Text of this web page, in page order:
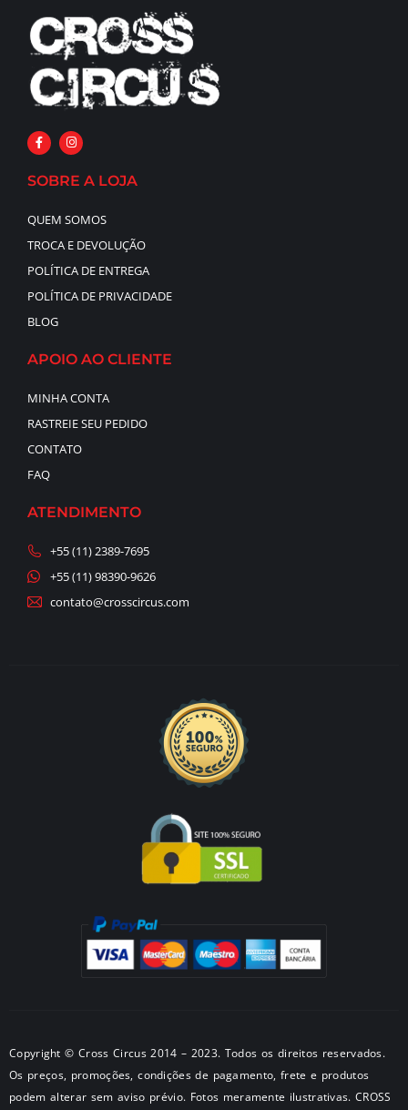
SOBRE A LOJA
QUEM SOMOS
TROCA E DEVOLUÇÃO
POLÍTICA DE ENTREGA
POLÍTICA DE PRIVACIDADE
BLOG
APOIO AO CLIENTE
MINHA CONTA
RASTREIE SEU PEDIDO
CONTATO
FAQ
ATENDIMENTO
+55 (11) 2389-7695
+55 (11) 98390-9626
contato@crosscircus.com
Copyright © Cross Circus 2014 – 2023. Todos os direitos reservados.
Os preços, promoções, condições de pagamento, frete e produtos
podem alterar sem aviso prévio. Fotos meramente ilustrativas. CROSS